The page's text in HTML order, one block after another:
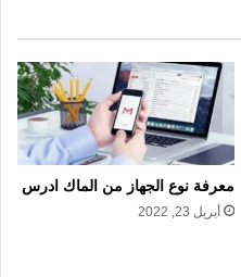
معرفة نوع الجهاز من الماك ادرس
أبريل 23, 2022